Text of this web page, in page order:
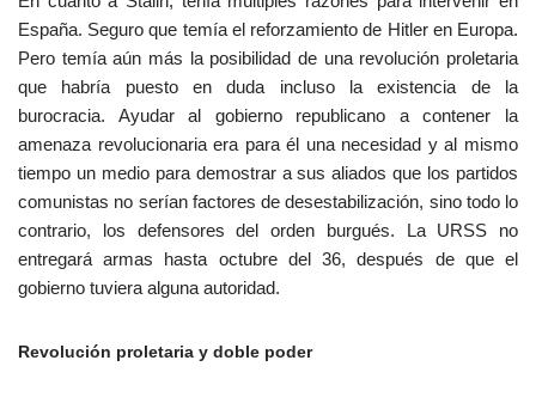
España. Seguro que temía el reforzamiento de Hitler en Europa.
Pero temía aún más la posibilidad de una revolución proletaria
que habría puesto en duda incluso la existencia de la
burocracia. Ayudar al gobierno republicano a contener la
amenaza revolucionaria era para él una necesidad y al mismo
tiempo un medio para demostrar a sus aliados que los partidos
comunistas no serían factores de desestabilización, sino todo lo
contrario, los defensores del orden burgués. La URSS no
entregará armas hasta octubre del 36, después de que el
gobierno tuviera alguna autoridad.
Revolución proletaria y doble poder